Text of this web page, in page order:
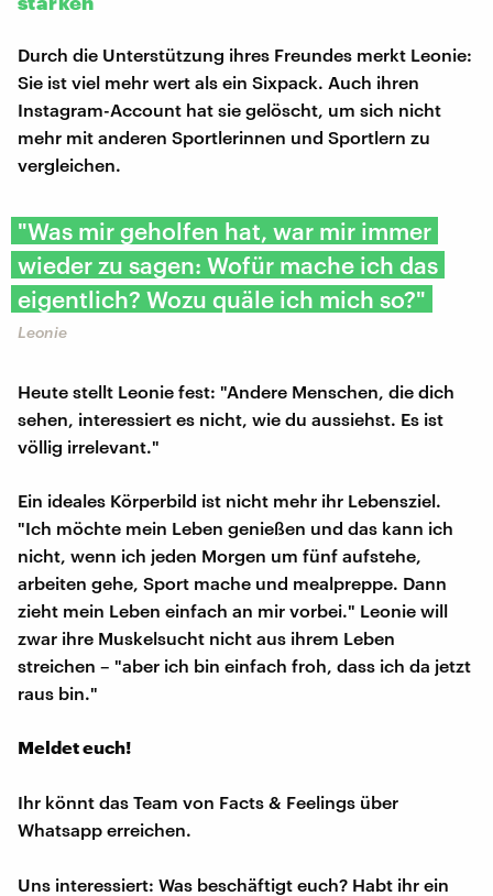
Durch die Unterstützung ihres Freundes merkt Leonie:
Sie ist viel mehr wert als ein Sixpack. Auch ihren
Instagram-Account hat sie gelöscht, um sich nicht
mehr mit anderen Sportlerinnen und Sportlern zu
vergleichen.
"Was mir geholfen hat, war mir immer
wieder zu sagen: Wofür mache ich das
eigentlich? Wozu quäle ich mich so?"
Leonie
Heute stellt Leonie fest: "Andere Menschen, die dich
sehen, interessiert es nicht, wie du aussiehst. Es ist
völlig irrelevant."
Ein ideales Körperbild ist nicht mehr ihr Lebensziel.
"Ich möchte mein Leben genießen und das kann ich
nicht, wenn ich jeden Morgen um fünf aufstehe,
arbeiten gehe, Sport mache und mealpreppe. Dann
zieht mein Leben einfach an mir vorbei." Leonie will
zwar ihre Muskelsucht nicht aus ihrem Leben
streichen – "aber ich bin einfach froh, dass ich da jetzt
raus bin."
Meldet euch!
Ihr könnt das Team von Facts & Feelings über
Whatsapp erreichen.
Uns interessiert: Was beschäftigt euch? Habt ihr ein